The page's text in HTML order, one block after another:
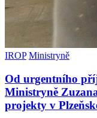
IROP Ministryně
Od urgentního
Ministryně
projekty v